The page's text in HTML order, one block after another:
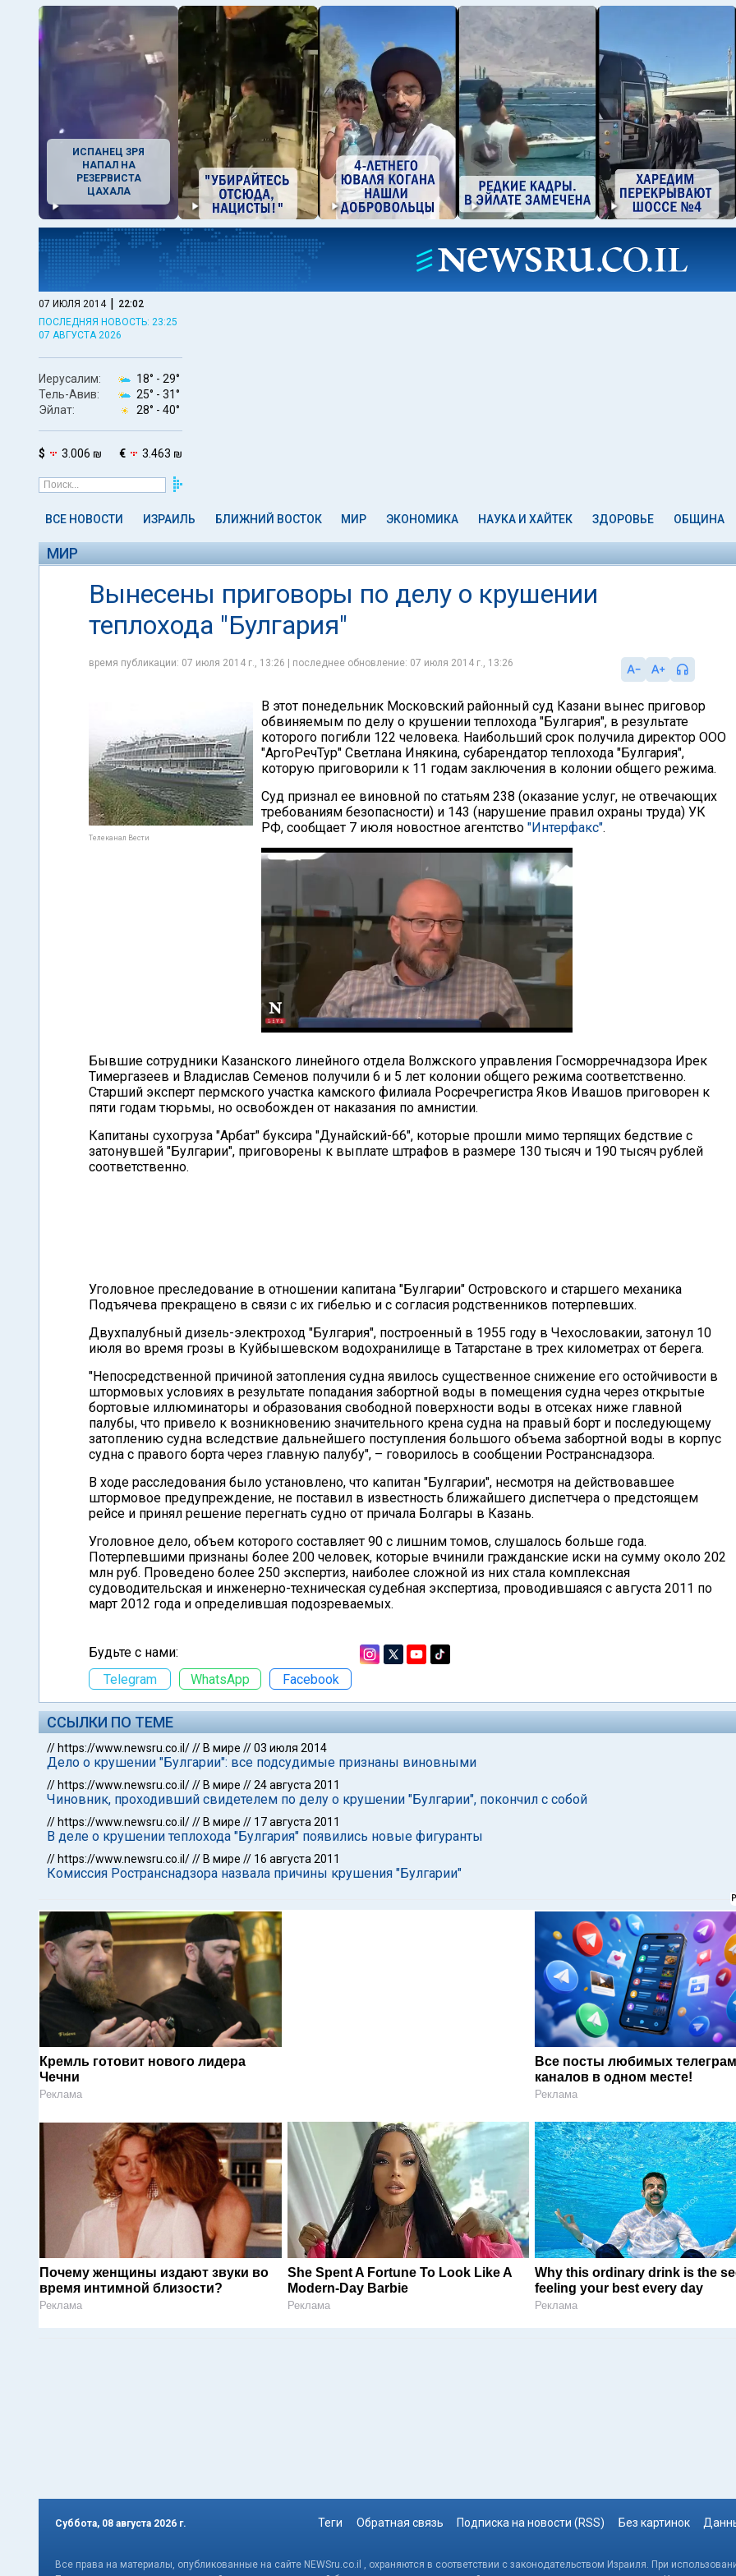
ИСПАНЕЦ ЗРЯ
НАПАЛ НА
РЕЗЕРВИСТА
ЦАХАЛА
07 ИЮЛЯ 2014 | 22:02
ПОСЛЕДНЯЯ НОВОСТЬ: 23:25
07 АВГУСТА 2026
Иерусалим: 18° - 29°
Тель-Авив:
25° - 31°
Эйлат:
28° - 40°
$ 3.006 ₪ € 3.463 ₪
ВСЕ НОВОСТИ ИЗРАИЛЬ БЛИЖНИЙ ВОСТОК МИР ЭКОНОМИКА НАУКА И ХАЙТЕК ЗДОРОВЬЕ ОБЩИНА
МИР
Вынесены приговоры по делу о крушении
теплохода "Булгария"
время публикации: 07 июля 2014 г., 13:26 | последнее обновление: 07 июля 2014 г., 13:26
Телеканал Вести
В этот понедельник Московский районный суд Казани вынес приговор
обвиняемым по делу о крушении теплохода "Булгария", в результате
которого погибли 122 человека. Наибольший срок получила директор ООО
"АргоРечТур" Светлана Инякина, субарендатор теплохода "Булгария",
которую приговорили к 11 годам заключения в колонии общего режима.
Суд признал ее виновной по статьям 238 (оказание услуг, не отвечающих
требованиям безопасности) и 143 (нарушение правил охраны труда) УК
РФ, сообщает 7 июля новостное агентство "Интерфакс".
Бывшие сотрудники Казанского линейного отдела Волжского управления Госморречнадзора Ирек
Тимергазеев и Владислав Семенов получили 6 и 5 лет колонии общего режима соответственно.
Старший эксперт пермского участка камского филиала Росречрегистра Яков Ивашов приговорен к
пяти годам тюрьмы, но освобожден от наказания по амнистии.
Капитаны сухогруза "Арбат" буксира "Дунайский-66", которые прошли мимо терпящих бедствие с
затонувшей "Булгарии", приговорены к выплате штрафов в размере 130 тысяч и 190 тысяч рублей
соответственно.
Уголовное преследование в отношении капитана "Булгарии" Островского и старшего механика
Подъячева прекращено в связи с их гибелью и с согласия родственников потерпевших.
Двухпалубный дизель-электроход "Булгария", построенный в 1955 году в Чехословакии, затонул 10
июля во время грозы в Куйбышевском водохранилище в Татарстане в трех километрах от берега.
"Непосредственной причиной затопления судна явилось существенное снижение его остойчивости в
штормовых условиях в результате попадания забортной воды в помещения судна через открытые
бортовые иллюминаторы и образования свободной поверхности воды в отсеках ниже главной
палубы, что привело к возникновению значительного крена судна на правый борт и последующему
затоплению судна вследствие дальнейшего поступления большого объема забортной воды в корпус
судна с правого борта через главную палубу", – говорилось в сообщении Ространснадзора.
В ходе расследования было установлено, что капитан "Булгарии", несмотря на действовавшее
штормовое предупреждение, не поставил в известность ближайшего диспетчера о предстоящем
рейсе и принял решение перегнать судно от причала Болгары в Казань.
Уголовное дело, объем которого составляет 90 с лишним томов, слушалось больше года.
Потерпевшими признаны более 200 человек, которые вчинили гражданские иски на сумму около 202
млн руб. Проведено более 250 экспертиз, наиболее сложной из них стала комплексная
судоводительская и инженерно-техническая судебная экспертиза, проводившаяся с августа 2011 по
март 2012 года и определившая подозреваемых.
Будьте с нами:
Telegram
WhatsApp Facebook
ССЫЛКИ ПО ТЕМЕ
// https://www.newsru.co.il/// В мире //03 июля 2014
Дело о крушении "Булгарии": все подсудимые признаны виновными
// https://www.newsru.co.il/// В мире //24 августа 2011
Чиновник, проходивший свидетелем по делу о крушении "Булгарии", покончил с собой
// https://www.newsru.co.il/// В мире // 17 августа 2011
В деле о крушении теплохода "Булгария" появились новые фигуранты
// https://www.newsru.co.il/// В мире // 16 августа 2011
Комиссия Ространснадзора назвала причины крушения "Булгарии"
Кремль готовит нового лидера
Чечни
Реклама
Все посты любимых
каналов в одном месте!
Реклама
Почему женщины издают звуки во
время интимной близости?
Реклама
She Spent A Fortune To Look Like A
Modern-Day Barbie
Реклама
Why this ordinary drink is the
feeling your best every day
Реклама
Суббота, 08 августа 2026 г. Теги Обратная связь Подписка на новости (RSS) Без картинок
Все права на материалы, опубликованные на сайте NEWSru.co.il , охраняются в соответствии с законодательством Израиля. При